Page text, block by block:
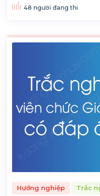
48 người đang thi
Hướng nghiệp Trắc